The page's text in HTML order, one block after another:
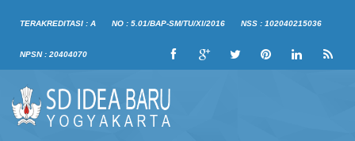
TERAKREDITASI : A NO : 5.01/BAP-SM/TU/XI/2016 NSS : 102040215036
NPSN : 20404070